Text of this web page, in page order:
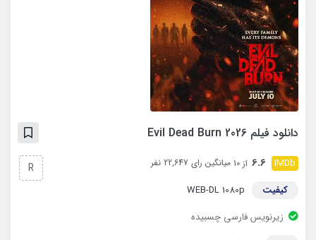
دانلود فیلم Evil Dead Burn 2026
6.6 از 10 میانگین رای 22,647 نفر
کیفیت
WEB-DL 1080p
زیرنویس فارسی چسبیده
R